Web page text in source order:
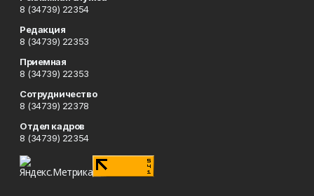
8 (34739) 22354
Редакция
8 (34739) 22353
Приемная
8 (34739) 22353
Сотрудничество
8 (34739) 22378
Отдел кадров
8 (34739) 22354